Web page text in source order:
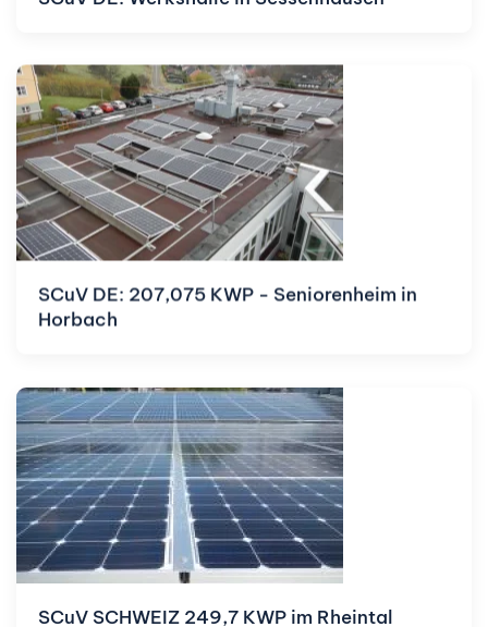
SCuV DE: 207,075 KWP - Seniorenheim in
Horbach
SCuV SCHWEIZ 249,7 KWP im Rheintal